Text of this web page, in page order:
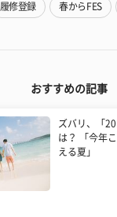
履修登録 春からFES
おすすめの記事
ズバリ、「
は？ 「今年
える夏」